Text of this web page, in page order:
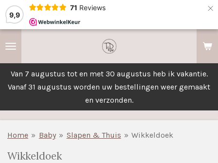
9,9
71 Reviews ×
Van 7 augustus tot en met 30 augustus heb ik vakantie.
Vanaf 31 augustus worden uw bestellingen weer gemaakt
en verzonden.
Home » Baby » Slapen & Thuis » Wikkeldoek
Wikkeldoek